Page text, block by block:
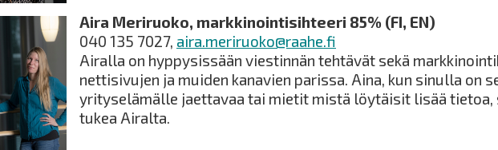
Aira Meriruoko, markkinointisihteeri 85% (FI, EN)
040 135 7027, aira.meriruoko@raahe.fi
Airalla on hyppysissään viestinnän tehtävät sekä
nettisivujen ja muiden kanavien parissa. Aina, kun sinulla on
yrityselämälle jaettavaa tai mietit mistä löytäisit lisää tietoa,
tukea Airalta.